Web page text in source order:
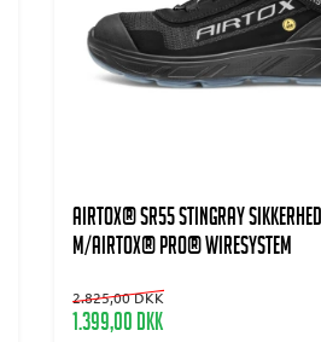
AIRTOX® SR55 Stingray
m/AIRTOX® PRO® wiresystem
2.825,00 DKK
1.399,00 DKK